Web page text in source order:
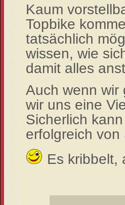
Kaum
Topbike
tatsächlich
wissen, wie
damit alles
Auch wenn wir
wir uns eine
Sicherlich
erfolgreich
Es kribbelt,